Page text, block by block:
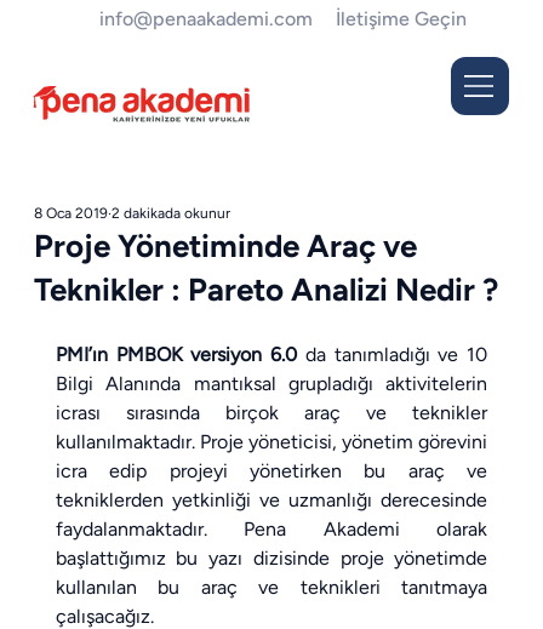
Proje Yönetiminde Araç ve
Teknikler : Pareto Analizi Nedir ?
8 Oca 2019 2 dakikada okunur
PMI’ın PMBOK versiyon 6.0 da tanımladığı ve 10
Bilgi Alanında mantıksal grupladığı aktivitelerin
icrası sırasında birçok araç ve teknikler
kullanılmaktadır. Proje yöneticisi, yönetim görevini
icra edip projeyi yönetirken bu araç ve
tekniklerden yetkinliği ve uzmanlığı derecesinde
faydalanmaktadır. Pena Akademi olarak
başlattığımız bu yazı dizisinde proje yönetimde
kullanılan bu araç ve teknikleri tanıtmaya
çalışacağız.
info@penaakademi.com İletişime Geçin